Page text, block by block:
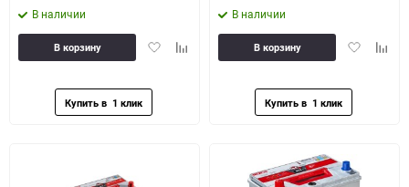
В наличии
ДобавитьДобавить
В корзину
В наличии
Добавить
В корзину